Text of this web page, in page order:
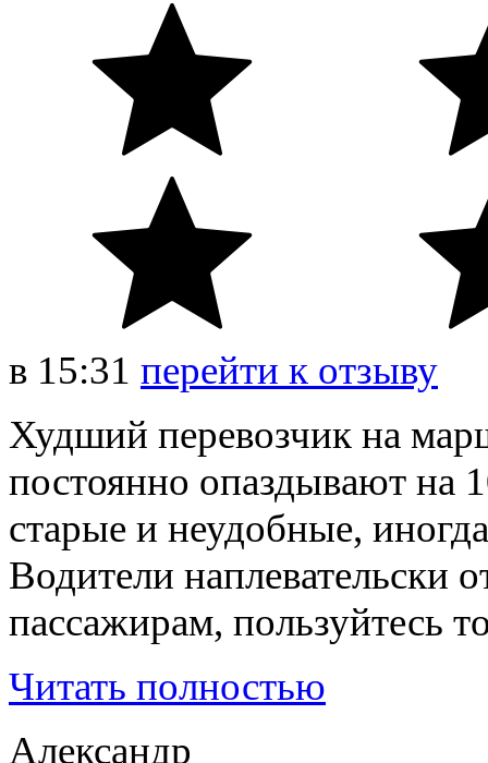
в 15:31 перейти к отзыву
Худший перевозчик на
постоянно опаздывают на
старые и неудобные,
Водители наплевательски
пассажирам, пользуйтесь
Читать полностью
Александр